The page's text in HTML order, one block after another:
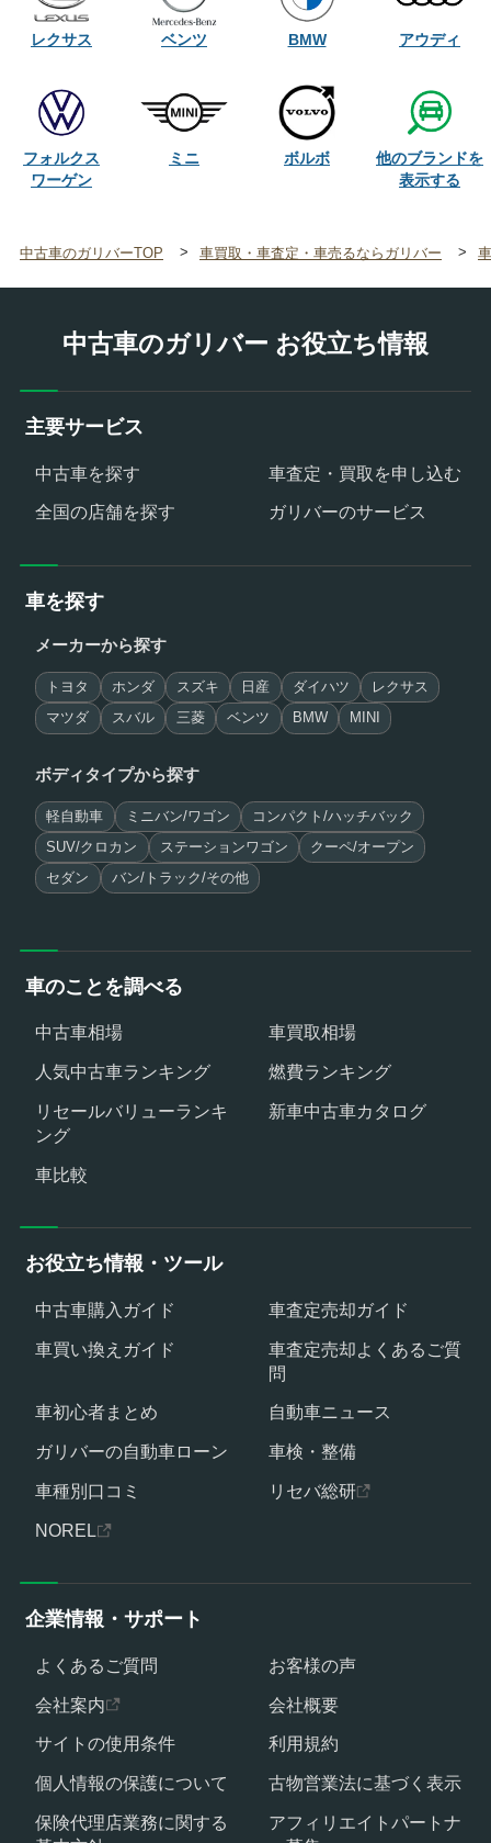
レクサス ベンツ BMW アウディ
フォルクス
ワーゲン
ミニ ボルボ 他のブランドを
中古車のガリバーTOP 車買取・車査定・車売るならガリバー
中古車のガリバー お役立ち情報
主要サービス
中古車を探す
車査定・買取を申し込む
全国の店舗を探す
ガリバーのサービス
車を探す
メーカーから探す
トヨタ ホンダ スズキ 日産 ダイハツ レクサス
マツダ スバル 三菱 ベンツ BMW MINI
ボディタイプから探す
軽自動車 ミニバン/ワゴン コンパクト/ハッチバック
SUV/クロカン ステーションワゴン クーペ/オープン
セダン バン/トラック/その他
車のことを調べる
中古車相場
車買取相場
人気中古車ランキング
燃費ランキング
リセールバリューランキ
ング
新車中古車カタログ
車比較
お役立ち情報・ツール
中古車購入ガイド
車査定売却ガイド
車買い換えガイド
車査定売却よくあるご質
問
車初心者まとめ
自動車ニュース
ガリバーの自動車ローン
車検・整備
車種別口コミ
リセバ総研
NOREL
企業情報・サポート
よくあるご質問
お客様の声
会社案内
会社概要
サイトの使用条件
利用規約
個人情報の保護について
古物営業法に基づく表示
保険代理店業務に関する
アフィリエイトパートナ